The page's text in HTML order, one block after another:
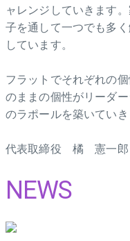
ャレンジしていきます
子を通して一つでも多
しています。
フラットでそれぞれの
のままの個性がリーダ
のラポールを築いていき
代表取締役 橘 憲一郎
NEWS